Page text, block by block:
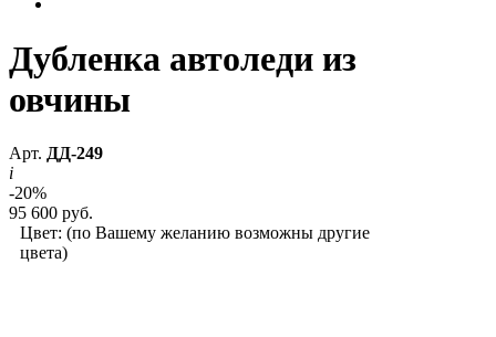
Дубленка автоледи из
овчины
Арт. ДД-249
i
-20%
95 600 руб.
Цвет: (по Вашему желанию возможны другие
цвета)